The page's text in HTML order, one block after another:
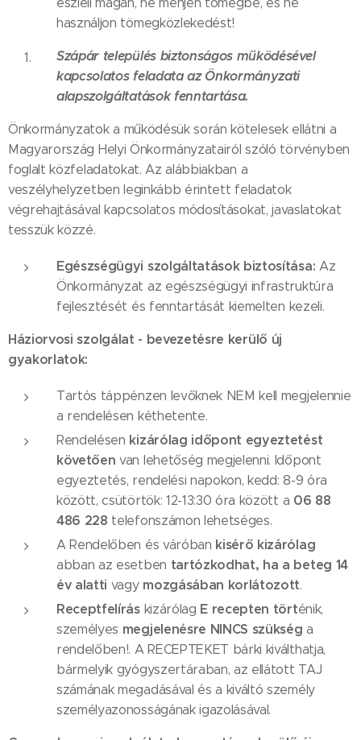
használjon tömegközlekedést!
Szápár település biztonságos működésével
kapcsolatos feladata az Önkormányzati
alapszolgáltatások fenntartása.
Önkormányzatok a működésük során kötelesek ellátni a
Magyarország Helyi Önkormányzatairól szóló törvényben
foglalt közfeladatokat. Az alábbiakban a
veszélyhelyzetben leginkább érintett feladatok
végrehajtásával kapcsolatos módosításokat, javaslatokat
tesszük közzé.
Egészségügyi szolgáltatások biztosítása: Az
Önkormányzat az egészségügyi infrastruktúra
fejlesztését és fenntartását kiemelten kezeli.
Háziorvosi szolgálat - bevezetésre kerülő új
gyakorlatok:
Tartós táppénzen levőknek NEM kell megjelennie
a rendelésen kéthetente.
Rendelésen kizárólag időpont egyeztetést
követően van lehetőség megjelenni. Időpont
egyeztetés, rendelési napokon, kedd: 8-9 óra
között, csütörtök: 12-13:30 óra között a 06 88
486 228 telefonszámon lehetséges.
A Rendelőben és váróban kisérő kizárólag
abban az esetben tartózkodhat, ha a beteg 14
év alatti vagy mozgásában korlátozott.
Receptfelíráskizárólag E recepten történik,
személyes megjelenésre NINCS szükség a
rendelőben!. A RECEPTEKET bárki kiválthatja,
bármelyik gyógyszertáraban, az ellátott TAJ
számának megadásával és a kiváltó személy
személyazonosságának igazolásával.